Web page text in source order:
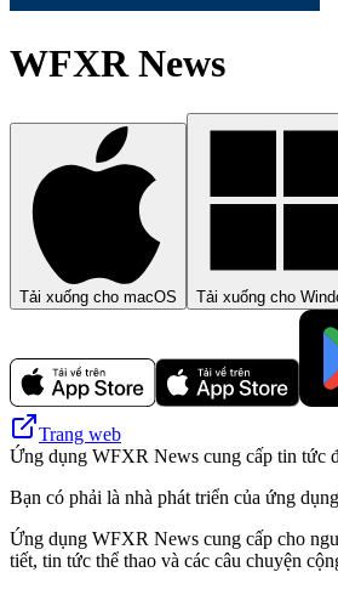
WFXR News
Tải xuống cho macOS Tải xuống cho
Trang web
Ứng dụng WFXR News cung cấp tin tức
Bạn có phải là nhà phát triển của ứng
Ứng dụng WFXR News cung cấp cho
tiết, tin tức thể thao và các câu chuyện